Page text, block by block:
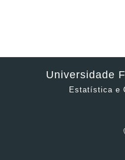
Universidade
Estatística e